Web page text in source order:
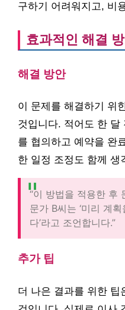
구하기 어려워지고, 비
효과적인 해결 방
해결 방안
이 문제를 해결하기 위
것입니다. 적어도 한 달
를 협의하고 예약을 완
한 일정 조정도 함께 생
“이 방법을 적용한 후
문가 B씨는 ‘미리 계
다’라고 조언합니다.”
추가 팁
더 나은 결과를 위한 팁